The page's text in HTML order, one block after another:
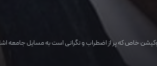
خاص که پر از اضطراب و نگرانی است به مسایل جامعه